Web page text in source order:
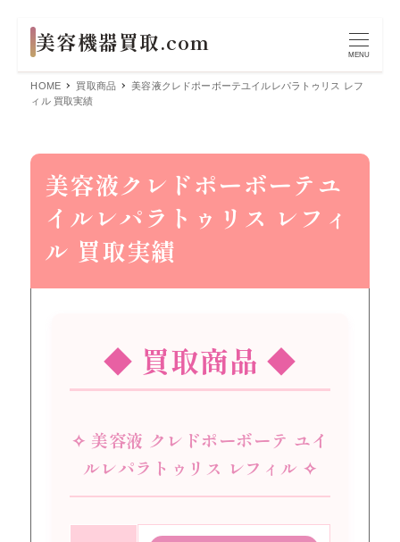
MENU
HOME 買取商品
美容液クレドポーボーテユイルレパラトゥリス レフ
ィル 買取実績
美容液クレドポーボーテユ
イルレパラトゥリス レフィ
ル 買取実績
◆ 買取商品 ◆
✧ 美容液 クレドポーボーテ ユイ
ルレパラトゥリス レフィル ✧